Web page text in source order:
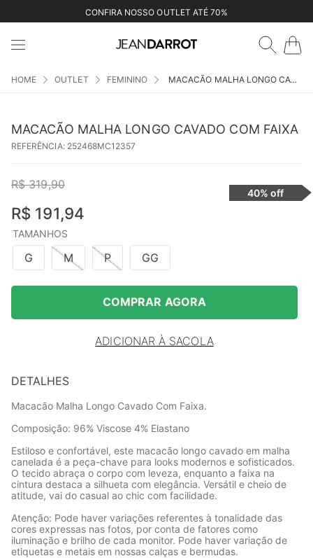
CONFIRA NOSSO OUTLET ATÉ 70%
OUTLET FEMININO MACACÃO MALHA LONGO CAVADO COM FAIXA
MACACÃO MALHA LONGO CAVADO COM FAIXA
REFERÊNCIA: 252468MC12357
R$ 319,90
R$ 191,94
40% off
TAMANHOS
G M P GG
COMPRAR AGORA
ADICIONAR À SACOLA
DETALHES
Macacão Malha Longo Cavado Com Faixa.
Composição: 96% Viscose 4% Elastano
Estiloso e confortável, este macacão longo cavado em malha
canelada é a peça-chave para looks modernos e sofisticados.
O tecido abraça o corpo com leveza, enquanto a faixa na
cintura destaca a silhueta com elegância. Versátil e cheio de
atitude, vai do casual ao chic com facilidade.
Atenção: Pode haver variações referentes à tonalidade das
cores expressas nas fotos, por conta de fatores como
iluminação e brilho de cada monitor. Pode haver variação de
etiquetas e metais em nossas calças e bermudas.